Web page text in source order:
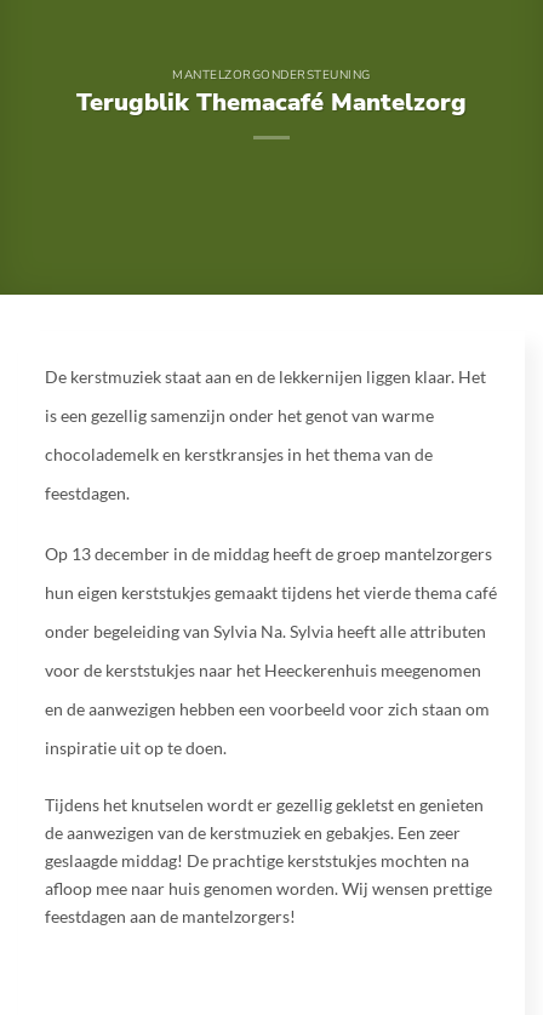
MANTELZORGONDERSTEUNING
Terugblik Themacafé Mantelzorg
De kerstmuziek staat aan en de lekkernijen liggen klaar. Het
is een gezellig samenzijn onder het genot van warme
chocolademelk en kerstkransjes in het thema van de
feestdagen.
Op 13 december in de middag heeft de groep mantelzorgers
hun eigen kerststukjes gemaakt tijdens het vierde thema café
onder begeleiding van Sylvia Na. Sylvia heeft alle attributen
voor de kerststukjes naar het Heeckerenhuis meegenomen
en de aanwezigen hebben een voorbeeld voor zich staan om
inspiratie uit op te doen.
Tijdens het knutselen wordt er gezellig gekletst en genieten
de aanwezigen van de kerstmuziek en gebakjes. Een zeer
geslaagde middag! De prachtige kerststukjes mochten na
afloop mee naar huis genomen worden. Wij wensen prettige
feestdagen aan de mantelzorgers!